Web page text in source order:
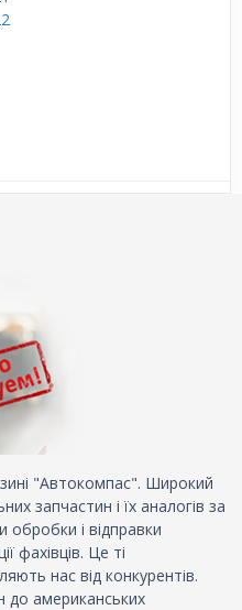
"Автокомпас". Широкий
запчастин і їх аналогів за
обробки і відправки
фахівців. Це ті
нас від конкурентів.
до американських